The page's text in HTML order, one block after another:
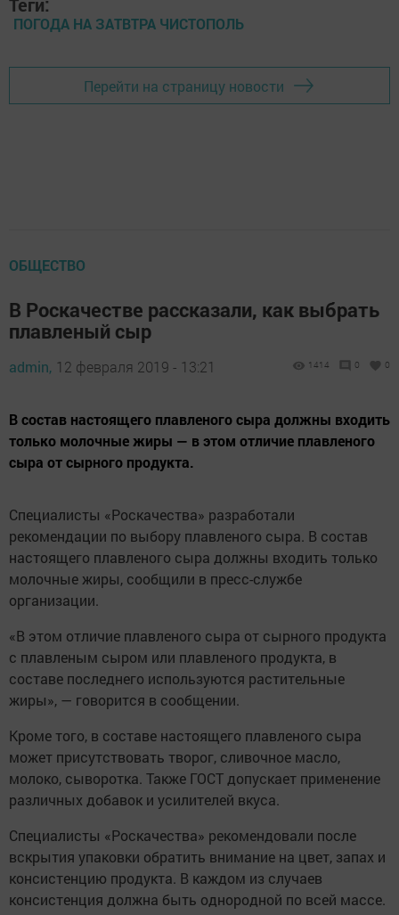
ПОГОДА НА ЗАТВТРА ЧИСТОПОЛЬ
Перейти на страницу новости
ОБЩЕСТВО
В Роскачестве рассказали, как выбрать
плавленый сыр
admin, 12 февраля 2019 - 13:21 1414 0 0
В состав настоящего плавленого сыра должны входить
только молочные жиры — в этом отличие плавленого
сыра от сырного продукта.
Специалисты «Роскачества» разработали
рекомендации по выбору плавленого сыра. В состав
настоящего плавленого сыра должны входить только
молочные жиры, сообщили в пресс-службе
организации.
«В этом отличие плавленого сыра от сырного продукта
с плавленым сыром или плавленого продукта, в
составе последнего используются растительные
жиры», — говорится в сообщении.
Кроме того, в составе настоящего плавленого сыра
может присутствовать творог, сливочное масло,
молоко, сыворотка. Также ГОСТ допускает применение
различных добавок и усилителей вкуса.
Специалисты «Роскачества» рекомендовали после
вскрытия упаковки обратить внимание на цвет, запах и
консистенцию продукта. В каждом из случаев
консистенция должна быть однородной по всей массе.